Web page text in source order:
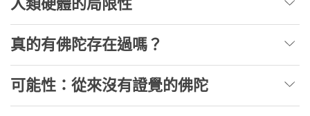
人類硬體的局限性
真的有佛陀存在過嗎？
可能性：從來沒有證覺的佛陀